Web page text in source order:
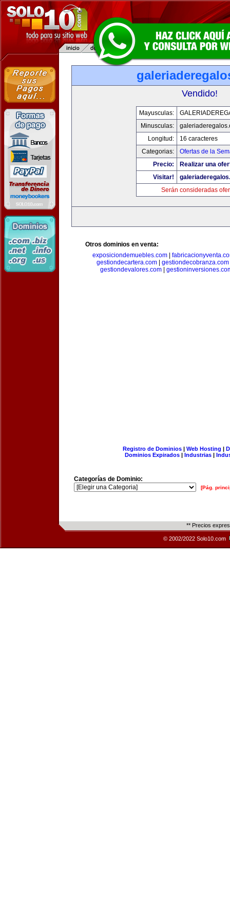
Vendido!
Mayusculas:
Minusculas:
Longitud:
16 caracteres
Categorias:
Ofertas de la
Precio:
Realizar una
Visitar!
Serán consideradas
Otros dominios en venta:
exposiciondemuebles.com|
gestiondecartera.com| gestiondecobranza.com
gestiondevalores.com|
Registro de Dominios| Web Hosting |
Dominios Expirados | Industrias |
Categorías de Dominio:
[Pág.
** Precios
© 2002/2022 Solo10.com